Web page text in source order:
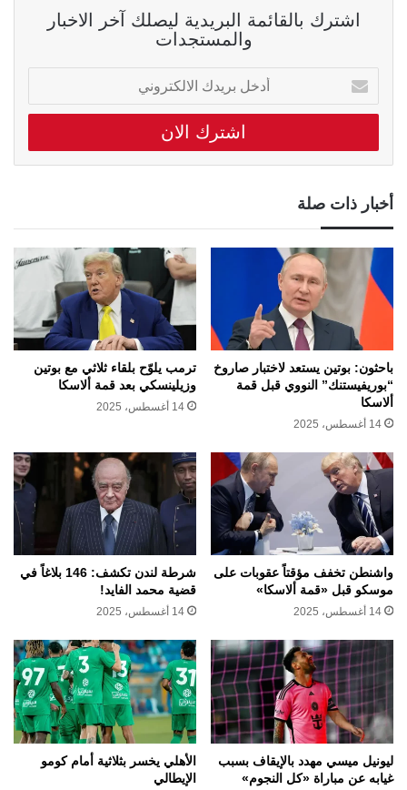
اشترك بالقائمة البريدية ليصلك آخر الاخبار
والمستجدات
أدخل
بريدك
الالكتروني
أخبار ذات صلة
باحثون: بوتين يستعد لاختبار صاروخ
“بوريفيستنك” النووي قبل قمة
ألاسكا
14 أغسطس، 2025
ترمب يلوّح بلقاء ثلاثي مع بوتين
وزيلينسكي بعد قمة ألاسكا
14 أغسطس، 2025
واشنطن تخفف مؤقتاً عقوبات على
موسكو قبل «قمة ألاسكا»
14 أغسطس، 2025
شرطة لندن تكشف: 146 بلاغاً في
قضية محمد الفايد!
14 أغسطس، 2025
ليونيل ميسي مهدد بالإيقاف بسبب
غيابه عن مباراة «كل النجوم»
الأهلي يخسر بثلاثية أمام كومو
الإيطالي